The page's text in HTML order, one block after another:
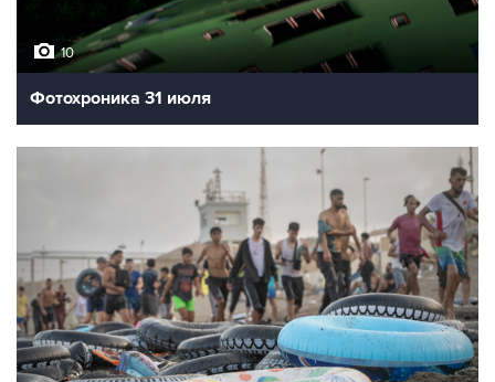
10
Фотохроника 31 июля